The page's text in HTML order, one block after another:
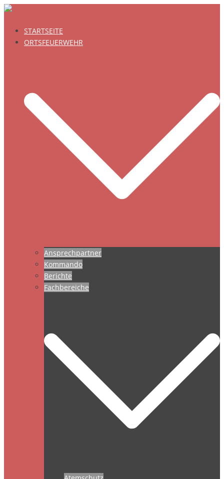
Zum
springenSTARTSEITE
ORTSFEUERWEHR
Ansprechpartner
Kommando
Berichte
Fachbereiche